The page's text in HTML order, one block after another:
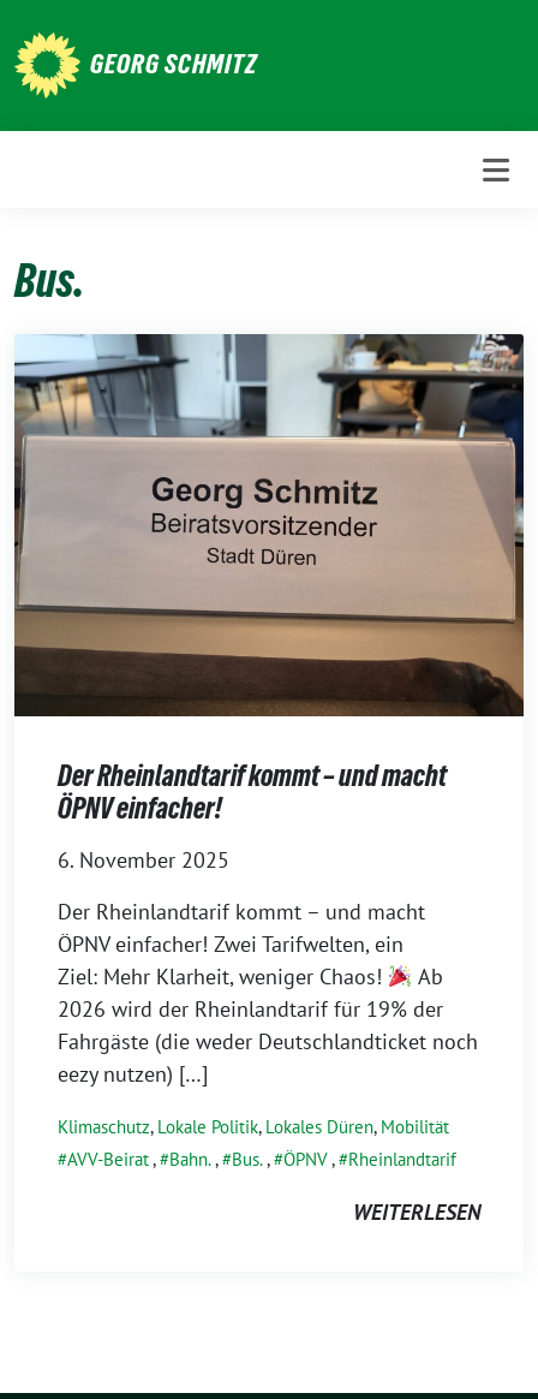
zum
Inhalt
GEORG SCHMITZ
Bus.
Der Rheinlandtarif kommt – und macht
ÖPNV einfacher!
6. November 2025
Der Rheinlandtarif kommt – und macht
ÖPNV einfacher! Zwei Tarifwelten, ein
Ziel: Mehr Klarheit, weniger Chaos!
Ab
2026 wird der Rheinlandtarif für 19% der
Fahrgäste (die weder Deutschlandticket noch
eezy nutzen) […]
Klimaschutz, Lokale Politik, Lokales Düren, Mobilität
AVV-Beirat, Bahn., Bus., ÖPNV, Rheinlandtarif
WEITERLESEN